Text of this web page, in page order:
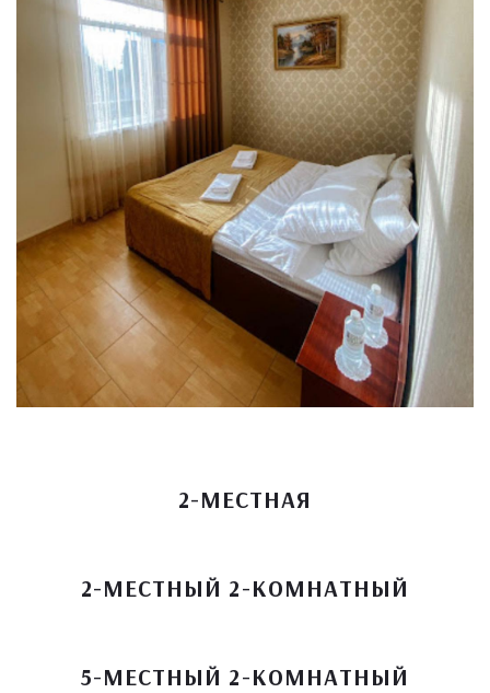
2-МЕСТНАЯ
2-МЕСТНЫЙ 2-КОМНАТНЫЙ
5-МЕСТНЫЙ 2-КОМНАТНЫЙ